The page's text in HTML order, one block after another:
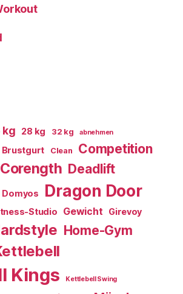
kg 28 kg 32 kg abnehmen
Brustgurt Clean Competition
Corength Deadlift
Domyos Dragon Door
Studio Gewicht Girevoy
Home-Gym
Kings Kettlebell Swing